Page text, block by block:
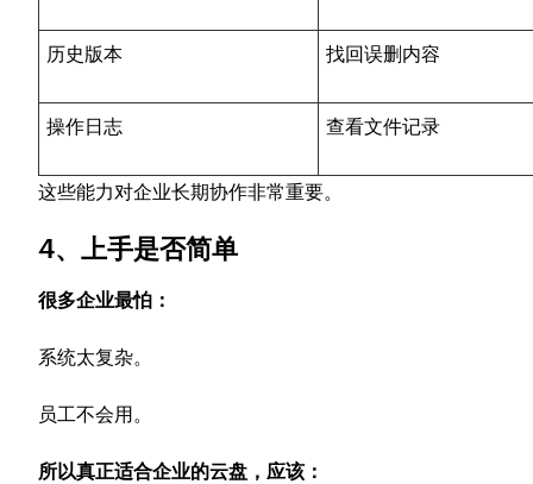
历史版本 找回误删内容
操作日志 查看文件记录
这些能力对企业长期协作非常重要。
4、上手是否简单
很多企业最怕：
系统太复杂。
员工不会用。
所以真正适合企业的云盘，应该：